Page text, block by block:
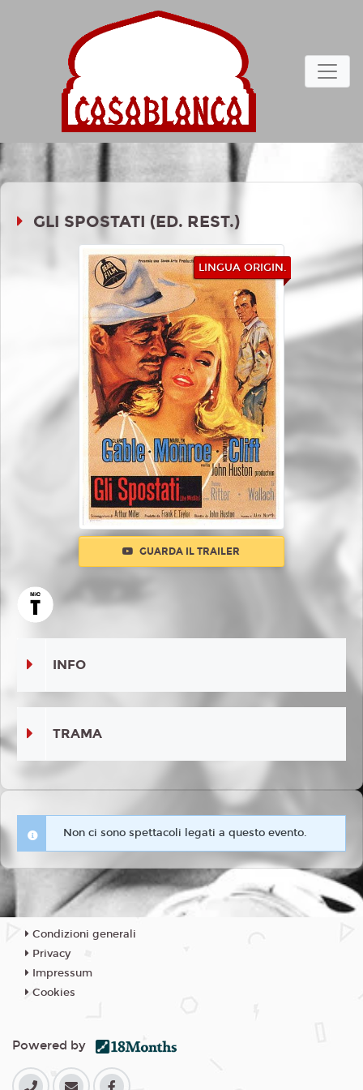
GLI SPOSTATI (ED. REST.)
LINGUA ORIGIN.
GUARDA IL TRAILER
INFO
TRAMA
Non ci sono spettacoli legati a questo evento.
Condizioni generali
Privacy
Impressum
Cookies
Powered by